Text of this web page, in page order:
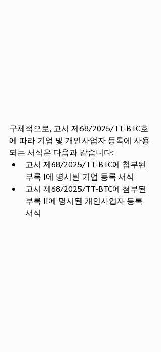
구체적으로, 고시 제68/2025/TT-BTC호
에 따라 기업 및 개인사업자 등록에 사용
되는 서식은 다음과 같습니다:
고시 제68/2025/TT-BTC에 첨부된
부록 I에 명시된 기업 등록 서식
고시 제68/2025/TT-BTC에 첨부된
부록 II에 명시된 개인사업자 등록
서식